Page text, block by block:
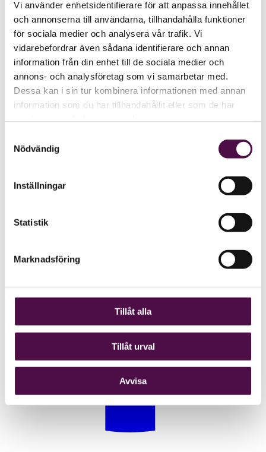
Vi använder enhetsidentifierare för att anpassa innehållet
och annonserna till användarna, tillhandahålla funktioner
för sociala medier och analysera vår trafik. Vi
vidarebefordrar även sådana identifierare och annan
information från din enhet till de sociala medier och
annons- och analysföretag som vi samarbetar med.
Dessa kan i sin tur kombinera informationen med annan
information som du har tillhandahållit eller som de har
Nödvändig
Inställningar
Statistik
Marknadsföring
Tillåt alla
Tillåt urval
Avvisa
16 september var riksrevisorHelena Lindberginbjuden till
riksdagen för att berätta om sin årliga rapport för 2021. Bland annat
ansvarsfördelning, samt underströk betydelsen av tydliga
ansvarsförhållanden för effektivitet och ansvarsutkrävande. Det
skriver Riksrevisionen på webben. Andra frågor handlade om vad
utgiftstak och investeringar i infrastruktur, samverkan mellan
myndigheter, hur myndigheter motverkar missförhållanden, och
Utfrågningen sändes live och kan ses i efterhand på